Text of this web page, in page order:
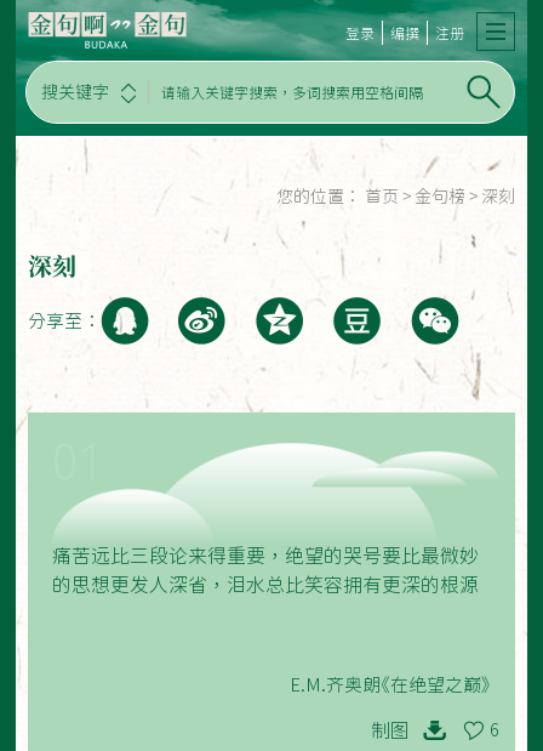
搜关键字
登录 编撰 注册
您的位置： 首页 > 金句榜 > 深刻
深刻
分享至：
痛苦远比三段论来得重要，绝望的哭号要比最微妙
的思想更发人深省，泪水总比笑容拥有更深的根源
E.M.齐奥朗《在绝望之巅》
制图 6